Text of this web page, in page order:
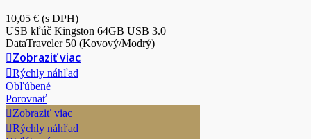
10,05 € (s DPH)
USB kľúč Kingston 64GB USB 3.0
DataTraveler 50 (Kovový/Modrý)
Zobraziť viac
Rýchly náhľad
Obľúbené
Porovnať
Zobraziť viac
Rýchly náhľad